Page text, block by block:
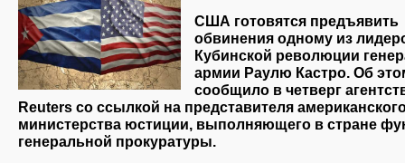
США готовятся предъявить
обвинения одному из
Кубинской революции
армии Раулю Кастро. Об
сообщило в четверг
Reuters со ссылкой на представителя
министерства юстиции, выполняющего в стране
генеральной прокуратуры.